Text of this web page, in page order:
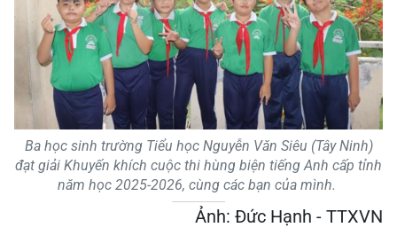
Ba học sinh trường Tiểu học Nguyễn Văn Siêu (Tây Ninh)
đạt giải Khuyến khích cuộc thi hùng biện tiếng Anh cấp tỉnh
năm học 2025-2026, cùng các bạn của mình.
Ảnh: Đức Hạnh - TTXVN